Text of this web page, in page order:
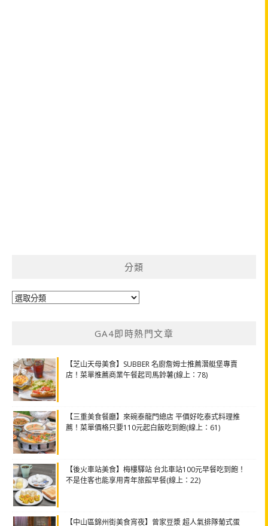
分類
分
GA4即時熱門文章
【芝山天母美食】SUBBER 名廚詹姆士推薦潛艇堡專賣
店！菜單推薦商業午餐起司馬鈴薯(線上：78)
【三重美食餐廳】來碗泰龍門總店 平價好吃泰式料理推
薦！菜單價格只要110元起白飯吃到飽(線上：61)
【後火車站美食】梅樓驛站 台北車站100元早餐吃到飽！
不是住客也能享用青年旅館早餐(線上：22)
【中山區錦州街美食宵夜】曾家豆漿 超人氣排隊葡式蛋